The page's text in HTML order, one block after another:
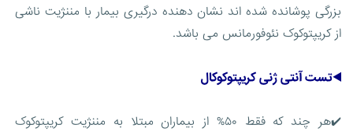
بزرگی پوشانده شده اند نشان دهنده درگیری بیمار با مننژیت ناشی
از کریپتوکوک نئوفورمانس می باشد.
◀️تست آنتی ژنی کریپتوکوکال
✔️هر چند که فقط ۵۰% از بیماران مبتلا به مننژیت کریپتوکوک